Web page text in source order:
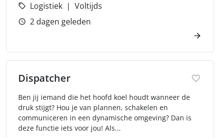
Logistiek
Voltijds
2 dagen geleden
Dispatcher
Ben jij iemand die het hoofd koel houdt wanneer de
druk stijgt? Hou je van plannen, schakelen en
communiceren in een dynamische omgeving? Dan is
deze functie iets voor jou! Als...